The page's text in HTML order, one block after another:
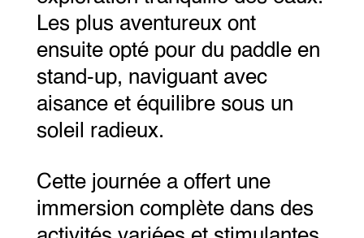
Les plus aventureux ont
ensuite opté pour du paddle en
stand-up, naviguant avec
aisance et équilibre sous un
soleil radieux.
Cette journée a offert une
immersion complète dans des